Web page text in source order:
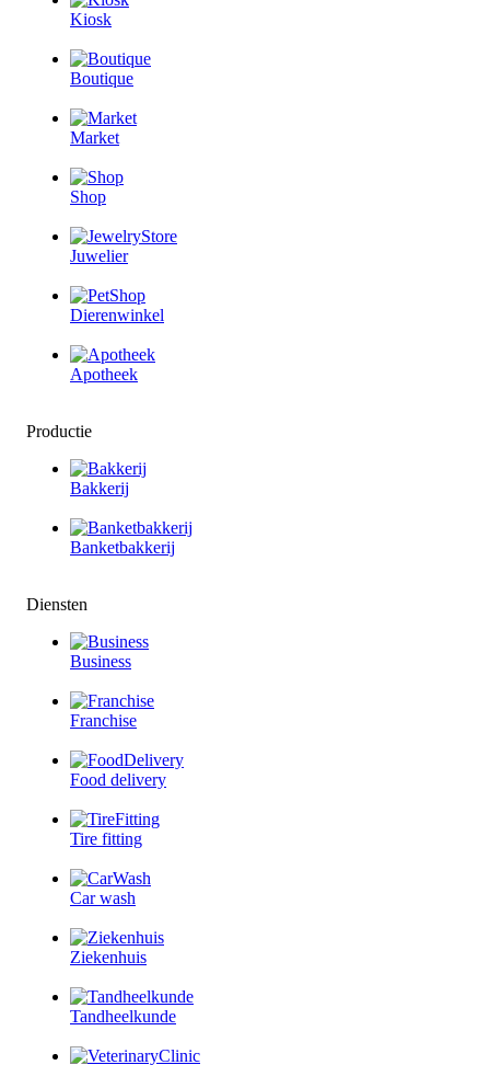
Kiosk
Boutique
Market
Shop
Juwelier
Dierenwinkel
Apotheek
Productie
Bakkerij
Banketbakkerij
Diensten
Business
Franchise
Food delivery
Tire fitting
Car wash
Ziekenhuis
Tandheelkunde